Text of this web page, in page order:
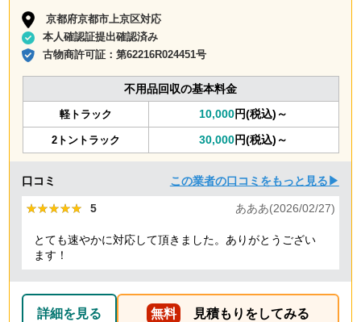
京都府京都市上京区対応
本人確認証提出確認済み
古物商許可証：第62216R024451号
不用品回収の基本料金
軽トラック 10,000円(税込)～
2トントラック 30,000円(税込)～
口コミ この業者の口コミをもっと見る▶
★★★★★
★★★★★ 5 あああ(2026/02/27)
とても速やかに対応して頂きました。ありがとうござい
ます！
詳細を見る 無料 見積もりをしてみる